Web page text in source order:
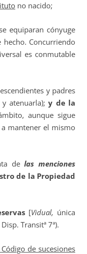
no nacido;
equiparan cónyuge
Concurriendo
es conmutable
y padres
y atenuarla);y de la
aunque sigue
mantener el mismo
delas menciones
de la Propiedad
[Vidual, única
Transitª 7ª).
de sucesiones